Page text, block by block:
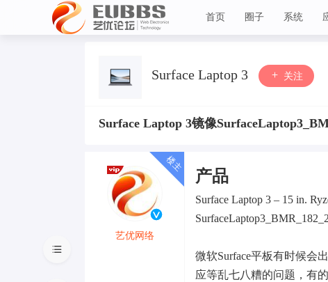
首页 圈子 系统
Surface Laptop 3 关注
Surface Laptop 3镜像
艺优网络
产品
Surface Laptop 3 – 15 in.
微软Surface平板有时候会
应等乱七八糟的问题，有